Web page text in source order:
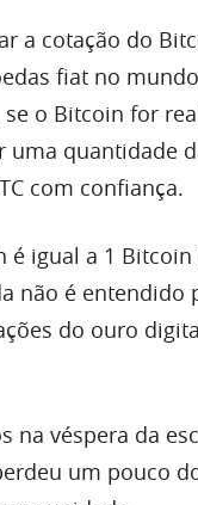
a cotação do
fiat no
o Bitcoin for
uma quantidade
com confiança.
é igual a 1
não é entendido
do ouro
na véspera da
um pouco